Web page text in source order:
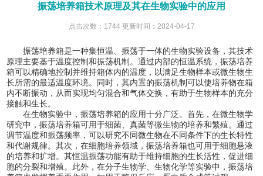
振荡培养箱技术原理及其在生物实验中的应用
点击次数：1744 更新时间：2024-04-17
振荡培养箱是一种集恒温、振荡于一体的生物实验设备，其技术
原理主要基于温度控制和振荡机制。通过内部的恒温系统，振荡培养
箱可以精确地控制并维持箱体内的温度，以满足生物样本或微生物生
长所需的最适温度环境。同时，其内置的振荡机制可以使培养物在箱
内不断振动，从而实现均匀混合和气体交换，有助于生物样本的充分
接触和生长。
在生物实验中，振荡培养箱的应用十分广泛。首先，在微生物学
研究中，振荡培养箱可用于细菌、真菌等微生物的培养和繁殖。通过
调节温度和振荡频率，可以研究不同微生物在不同条件下的生长特性
和代谢规律。其次，在细胞培养领域，振荡培养箱也可用于细胞悬液
的培养和扩增。其恒温振荡功能有助于维持细胞的生长活性，促进细
胞的分裂和增殖。此外，在分子生物学、生物化学等实验中，振荡培